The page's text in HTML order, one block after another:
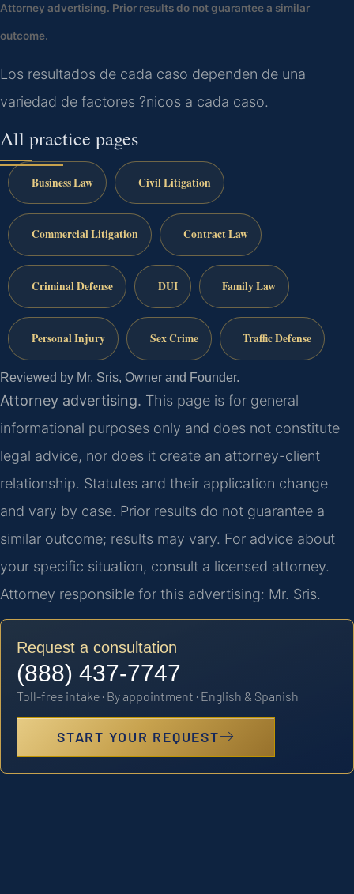
Attorney advertising. Prior results do not guarantee a similar
outcome.
Los resultados de cada caso dependen de una
variedad de factores ?nicos a cada caso.
All practice pages
Business Law Civil Litigation
Commercial Litigation Contract Law
Criminal Defense DUI Family Law
Personal Injury Sex Crime Traffic Defense
Reviewed by Mr. Sris, Owner and Founder.
Attorney advertising. This page is for general
informational purposes only and does not constitute
legal advice, nor does it create an attorney-client
relationship. Statutes and their application change
and vary by case. Prior results do not guarantee a
similar outcome; results may vary. For advice about
your specific situation, consult a licensed attorney.
Attorney responsible for this advertising: Mr. Sris.
Request a consultation
(888) 437-7747
Toll-free intake · By appointment · English & Spanish
START YOUR REQUEST